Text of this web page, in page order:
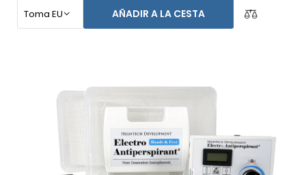
axilas, y ambas manos sin ayuda de otras personas
están en tu idioma.
AÑADIR A LA CESTA